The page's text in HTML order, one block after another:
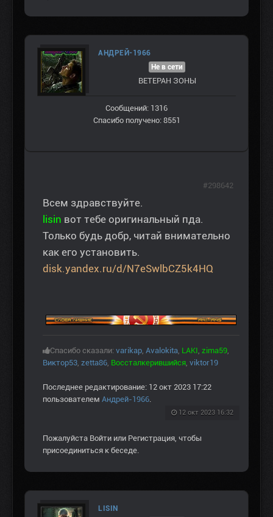
АНДРЕЙ-1966
Не в сети
ВЕТЕРАН ЗOНЫ
Сообщений: 1316
Спасибо получено: 8551
Всем здравствуйте.
lisin вот тебе оригинальный пда.
Только будь добр, читай внимательно
как его установить.
disk.yandex.ru/d/N7eSwlbCZ5k4HQ
Спасибо сказали: varikap Avalokita LAKI zima59
Виктор53 zetta86 Воссталкерившийся viktor19
Последнее редактирование: 12 окт 2023 17:22
пользователем Андрей-1966
12 окт 2023 16:32
#298642
Пожалуйста Войти или Регистрация , чтобы
присоединиться к беседе.
LISIN